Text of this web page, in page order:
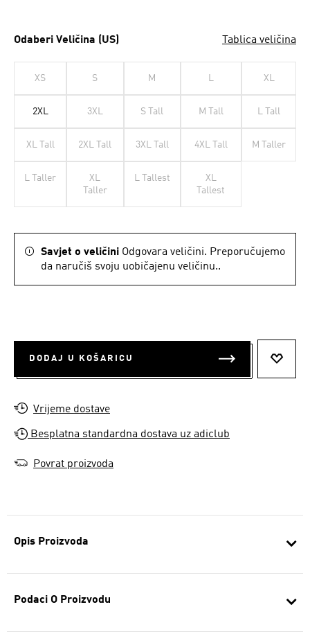
Opis Proizvoda
Podaci O Proizvodu
Odaberi Veličina (US) Tablica veličina
XS S M L XL
2XL 3XL S Tall M Tall L Tall
XL Tall 2XL Tall 3XL Tall 4XL Tall M Taller
L Taller
XL
Taller
L Tallest
XL
Tallest
Savjet o veličini Odgovara veličini. Preporučujemo
da naručiš svoju uobičajenu veličinu..
DODAJ U KOŠARICU
Vrijeme dostave
Besplatna standardna dostava uz adiclub
Povrat proizvoda